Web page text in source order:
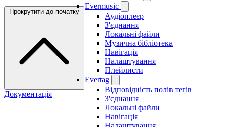
Evermusic
Аудіоплеєр
З'єднання
Локальні файли
Музична бібліотека
Навігація
Налаштування
Плейлисти
Evertag
Відповідність полів тегів
З'єднання
Локальні файли
Навігація
Прокрутити до початку
Документація